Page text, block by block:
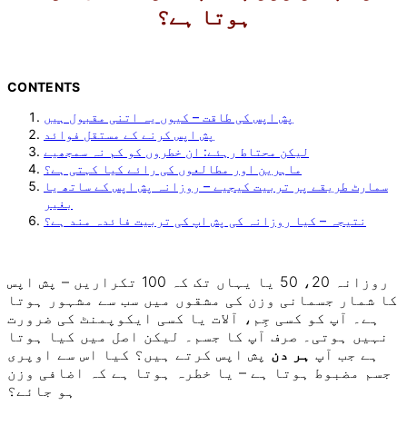
ہوتا ہے؟
CONTENTS
پش اپس کی طاقت – کیوں یہ اتنی مقبول ہیں
پش اپس کرنے کے مستقل فوائد
لیکن محتاط رہئے: ان خطروں کو کم نہ سمجھیے
ماہرین اور مطالعوں کی رائے کیا کہتی ہے؟
سمارٹ طریقے پر تربیت کیجیے – روزانہ پش اپس کے ساتھ یا
بغیر
نتیجہ – کیا روزانہ کی پش اپ کی تربیت فائدہ مند ہے؟
روزانہ 20، 50 یا یہاں تک کہ 100 تکراریں – پش اپس
کا شمار جسمانی وزن کی مشقوں میں سب سے مشہور ہوتا
ہے۔ آپ کو کسی جِم، آلات یا کسی ایکوپمنٹ کی ضرورت
نہیں ہوتی۔ صرف آپ کا جسم۔ لیکن اصل میں کیا ہوتا
ہے جب آپ ہر دن پش اپس کرتے ہیں؟ کیا اس سے اوپری
جسم مضبوط ہوتا ہے – یا خطرہ ہوتا ہے کہ اضافی وزن
ہو جائے؟